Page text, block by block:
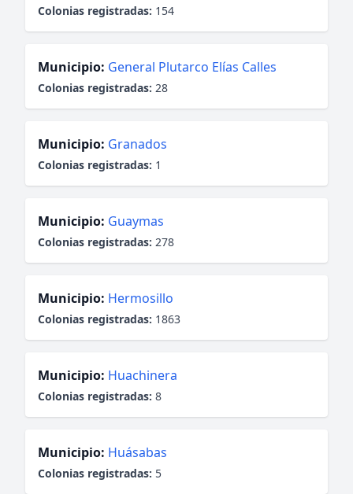
Colonias registradas: 154
Municipio: General Plutarco Elías Calles
Colonias registradas: 28
Municipio: Granados
Colonias registradas: 1
Municipio: Guaymas
Colonias registradas: 278
Municipio: Hermosillo
Colonias registradas: 1863
Municipio: Huachinera
Colonias registradas: 8
Municipio: Huásabas
Colonias registradas: 5